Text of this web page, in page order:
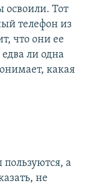
освоили. Тот
телефон из
что они ее
ли одна
какая
а
не